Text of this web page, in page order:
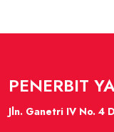
PENERBIT
Jln. Ganetri IV No. 4